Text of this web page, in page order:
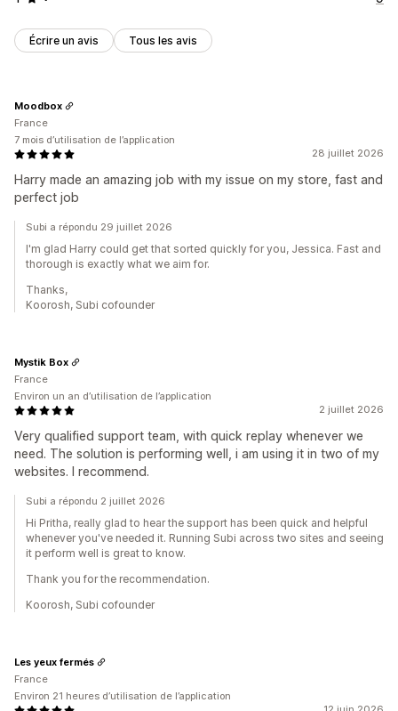
Écrire un avis Tous les avis
28 juillet 2026
Harry made an amazing job with my issue on my store, fast and
perfect job
Moodbox
France
7 mois d’utilisation de l’application
Subi a répondu 29 juillet 2026
I'm glad Harry could get that sorted quickly for you, Jessica. Fast and
thorough is exactly what we aim for.
Thanks,
Koorosh, Subi cofounder
2 juillet 2026
Very qualified support team, with quick replay whenever we
need. The solution is performing well, i am using it in two of my
websites. I recommend.
Mystik Box
France
Environ un an d’utilisation de l’application
Subi a répondu 2 juillet 2026
Hi Pritha, really glad to hear the support has been quick and helpful
whenever you've needed it. Running Subi across two sites and seeing
it perform well is great to know.
Thank you for the recommendation.
Koorosh, Subi cofounder
Les yeux fermés
France
Environ 21 heures d’utilisation de l’application